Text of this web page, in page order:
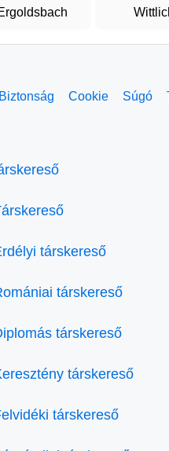
Biztonság Cookie Súgó
társkereső
társkereső
társkereső
társkereső
társkereső